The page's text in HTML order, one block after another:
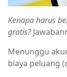
Kenapa harus
gratis?
Menunggu
biaya peluang (